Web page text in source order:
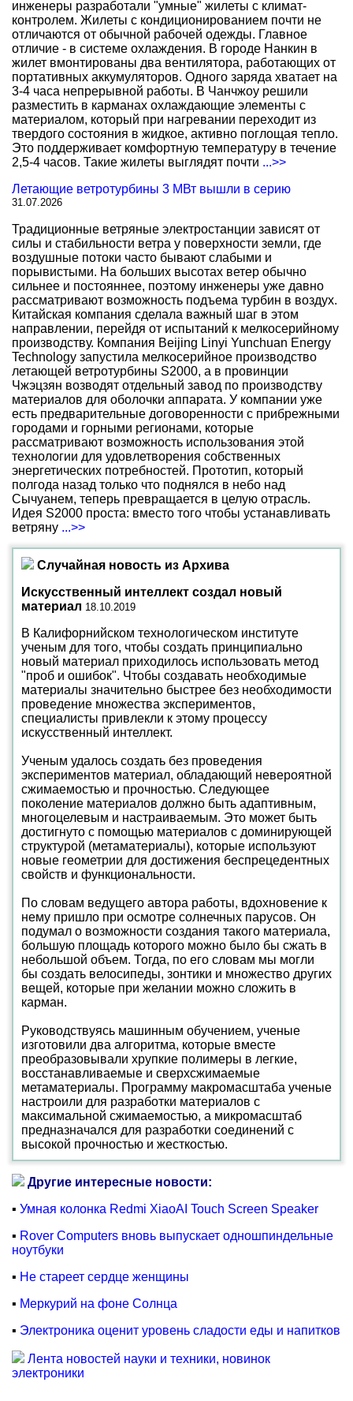
инженеры разработали "умные" жилеты с климат-
контролем. Жилеты с кондиционированием почти не
отличаются от обычной рабочей одежды. Главное
отличие - в системе охлаждения. В городе Нанкин в
жилет вмонтированы два вентилятора, работающих от
портативных аккумуляторов. Одного заряда хватает на
3-4 часа непрерывной работы. В Чанчжоу решили
разместить в карманах охлаждающие элементы с
материалом, который при нагревании переходит из
твердого состояния в жидкое, активно поглощая тепло.
Это поддерживает комфортную температуру в течение
2,5-4 часов. Такие жилеты выглядят почти ...>>
Летающие ветротурбины 3 МВт вышли в серию
31.07.2026
Традиционные ветряные электростанции зависят от
силы и стабильности ветра у поверхности земли, где
воздушные потоки часто бывают слабыми и
порывистыми. На больших высотах ветер обычно
сильнее и постояннее, поэтому инженеры уже давно
рассматривают возможность подъема турбин в воздух.
Китайская компания сделала важный шаг в этом
направлении, перейдя от испытаний к мелкосерийному
производству. Компания Beijing Linyi Yunchuan Energy
Technology запустила мелкосерийное производство
летающей ветротурбины S2000, а в провинции
Чжэцзян возводят отдельный завод по производству
материалов для оболочки аппарата. У компании уже
есть предварительные договоренности с прибрежными
городами и горными регионами, которые
рассматривают возможность использования этой
технологии для удовлетворения собственных
энергетических потребностей. Прототип, который
полгода назад только что поднялся в небо над
Сычуанем, теперь превращается в целую отрасль.
Идея S2000 проста: вместо того чтобы устанавливать
ветряну ...>>
Случайная новость из Архива
Искусственный интеллект создал новый
материал 18.10.2019
В Калифорнийском технологическом институте
ученым для того, чтобы создать принципиально
новый материал приходилось использовать метод
"проб и ошибок". Чтобы создавать необходимые
материалы значительно быстрее без необходимости
проведение множества экспериментов,
специалисты привлекли к этому процессу
искусственный интеллект.
Ученым удалось создать без проведения
экспериментов материал, обладающий невероятной
сжимаемостью и прочностью. Следующее
поколение материалов должно быть адаптивным,
многоцелевым и настраиваемым. Это может быть
достигнуто с помощью материалов с доминирующей
структурой (метаматериалы), которые используют
новые геометрии для достижения беспрецедентных
свойств и функциональности.
По словам ведущего автора работы, вдохновение к
нему пришло при осмотре солнечных парусов. Он
подумал о возможности создания такого материала,
большую площадь которого можно было бы сжать в
небольшой объем. Тогда, по его словам мы могли
бы создать велосипеды, зонтики и множество других
вещей, которые при желании можно сложить в
карман.
Руководствуясь машинным обучением, ученые
изготовили два алгоритма, которые вместе
преобразовывали хрупкие полимеры в легкие,
восстанавливаемые и сверхсжимаемые
метаматериалы. Программу макромасштаба ученые
настроили для разработки материалов с
максимальной сжимаемостью, а микромасштаб
предназначался для разработки соединений с
высокой прочностью и жесткостью.
Другие интересные новости:
▪ Умная колонка Redmi XiaoAI Touch Screen Speaker
▪ Rover Computers вновь выпускает одношпиндельные
ноутбуки
▪ Не стареет сердце женщины
▪ Меркурий на фоне Солнца
▪ Электроника оценит уровень сладости еды и напитков
Лента новостей науки и техники, новинок
электроники